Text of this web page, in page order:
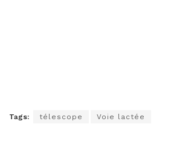
Tags: télescope Voie lactée